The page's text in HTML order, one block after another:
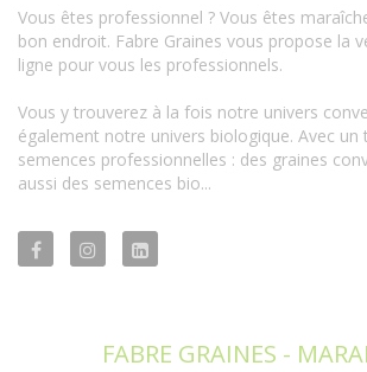
Vous êtes professionnel ? Vous êtes
bon endroit. Fabre Graines vous propose la
ligne pour vous les professionnels.
Vous y trouverez à la fois notre univers
également notre univers biologique. Avec un
semences professionnelles : des graines
aussi des semences bio...
FABRE GRAINES -